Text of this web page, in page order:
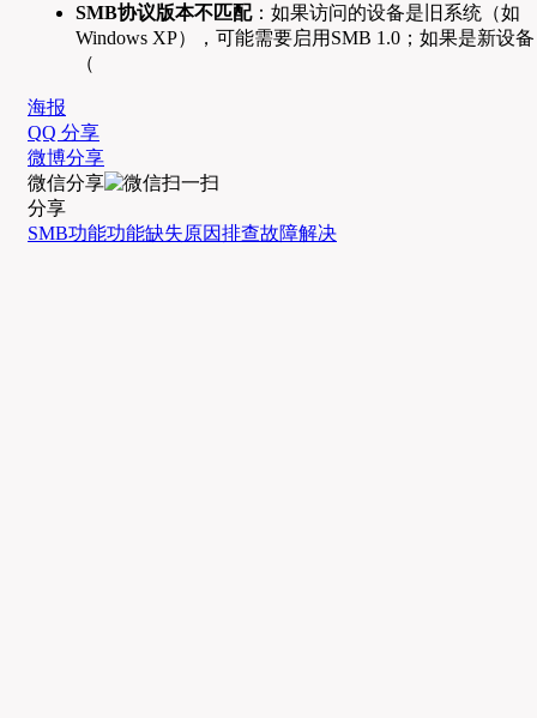
SMB协议版本不匹配：如果访问的设备是旧系统（如
Windows XP），可能需要启用SMB 1.0；如果是新设备
（
海报
QQ 分享
微博分享
微信分享
分享
SMB功能功能缺失原因排查故障解决